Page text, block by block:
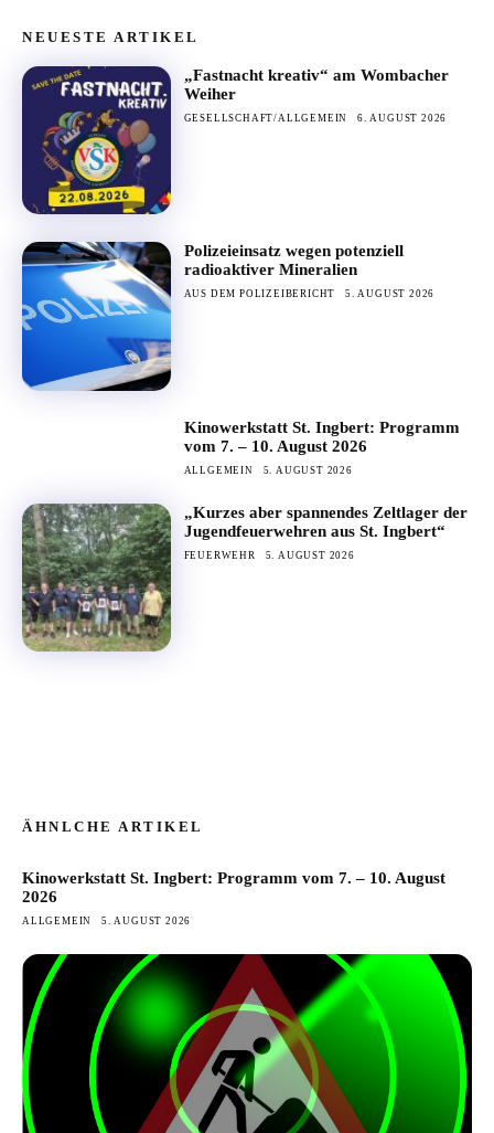
NEUESTE ARTIKEL
„Fastnacht kreativ“ am Wombacher
Weiher
GESELLSCHAFT/ALLGEMEIN 6. AUGUST 2026
Polizeieinsatz wegen potenziell
radioaktiver Mineralien
AUS DEM POLIZEIBERICHT 5. AUGUST 2026
Kinowerkstatt St. Ingbert: Programm
vom 7. – 10. August 2026
ALLGEMEIN 5. AUGUST 2026
„Kurzes aber spannendes Zeltlager der
Jugendfeuerwehren aus St. Ingbert“
FEUERWEHR 5. AUGUST 2026
ÄHNLCHE ARTIKEL
Kinowerkstatt St. Ingbert: Programm vom 7. – 10. August
2026
ALLGEMEIN 5. AUGUST 2026